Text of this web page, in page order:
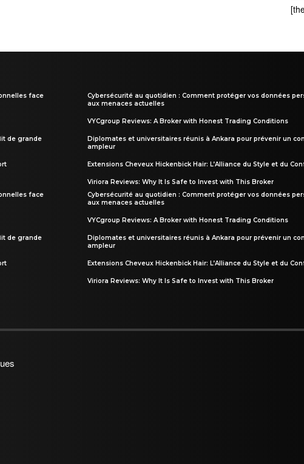
face
de grande
face
de grande
Cybersécurité au quotidien : Comment protéger vos données
aux menaces actuelles
VYCgroup Reviews: A Broker with Honest Trading Conditions
Diplomates et universitaires réunis à Ankara pour prévenir un
ampleur
Extensions Cheveux Hickenbick Hair: L’Alliance du Style et du
Viriora Reviews: Why It Is Safe to Invest with This Broker
Cybersécurité au quotidien : Comment protéger vos données
aux menaces actuelles
VYCgroup Reviews: A Broker with Honest Trading Conditions
Diplomates et universitaires réunis à Ankara pour prévenir un
ampleur
Extensions Cheveux Hickenbick Hair: L’Alliance du Style et du
Viriora Reviews: Why It Is Safe to Invest with This Broker